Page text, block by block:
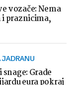
vozače: Nema
praznicima,
JADRANU
Grade
eura pokraj